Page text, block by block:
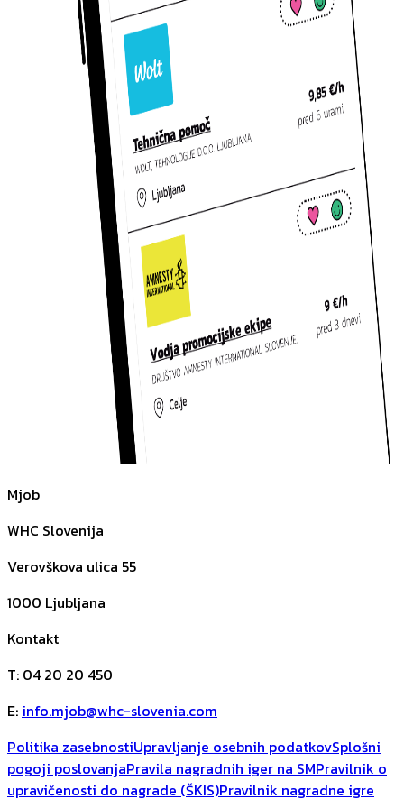
Mjob
WHC Slovenija
Verovškova ulica 55
1000 Ljubljana
Kontakt
T: 04 20 20 450
E: info.mjob@whc-slovenia.com
Politika zasebnostiUpravljanje osebnih podatkovSplošni
pogoji poslovanjaPravila nagradnih iger na SMPravilnik o
upravičenosti do nagrade (ŠKIS)Pravilnik nagradne igre